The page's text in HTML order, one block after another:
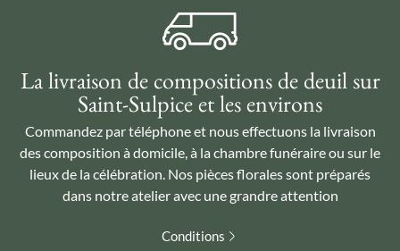
La livraison de compositions de deuil sur
Saint-Sulpice et les environs
Commandez par téléphone et nous effectuons la livraison
des composition à domicile, à la chambre funéraire ou sur le
lieux de la célébration. Nos pièces florales sont préparés
dans notre atelier avec une grandre attention
Conditions